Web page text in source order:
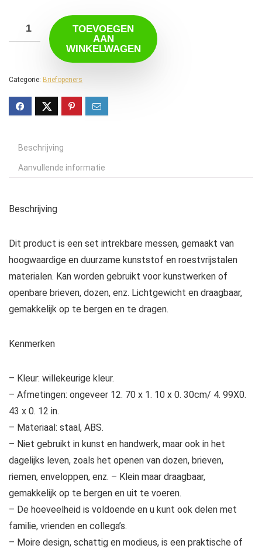
TOEVOEGEN
AAN
WINKELWAGEN
Categorie: Briefopeners
Beschrijving
Aanvullende informatie
Beschrijving
Dit product is een set intrekbare messen, gemaakt van
hoogwaardige en duurzame kunststof en roestvrijstalen
materialen. Kan worden gebruikt voor kunstwerken of
openbare brieven, dozen, enz. Lichtgewicht en draagbaar,
gemakkelijk op te bergen en te dragen.
Kenmerken
– Kleur: willekeurige kleur.
– Afmetingen: ongeveer 12. 70 x 1. 10 x 0. 30cm/ 4. 99X0.
43 x 0. 12 in.
– Materiaal: staal, ABS.
– Niet gebruikt in kunst en handwerk, maar ook in het
dagelijks leven, zoals het openen van dozen, brieven,
riemen, enveloppen, enz. – Klein maar draagbaar,
gemakkelijk op te bergen en uit te voeren.
– De hoeveelheid is voldoende en u kunt ook delen met
familie, vrienden en collega’s.
– Moire design, schattig en modieus, is een praktische of